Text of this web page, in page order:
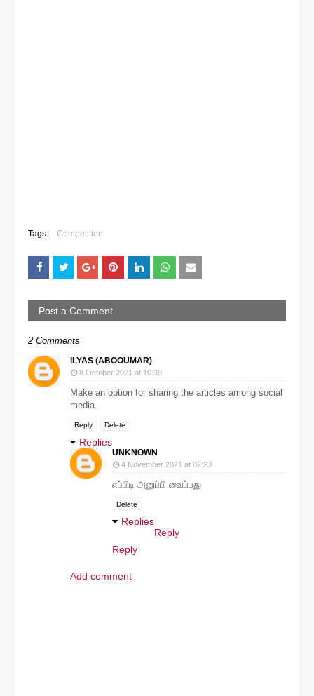
Tags: Competition
Post a Comment
2 Comments
ILYAS (ABOOUMAR)
8 October 2021 at 10:39
Make an option for sharing the articles among social
media.
Reply Delete
Replies
UNKNOWN
4 November 2021 at 02:23
எப்பிடி அனுப்பி வைப்பது
Delete
Replies
Reply
Reply
Add comment